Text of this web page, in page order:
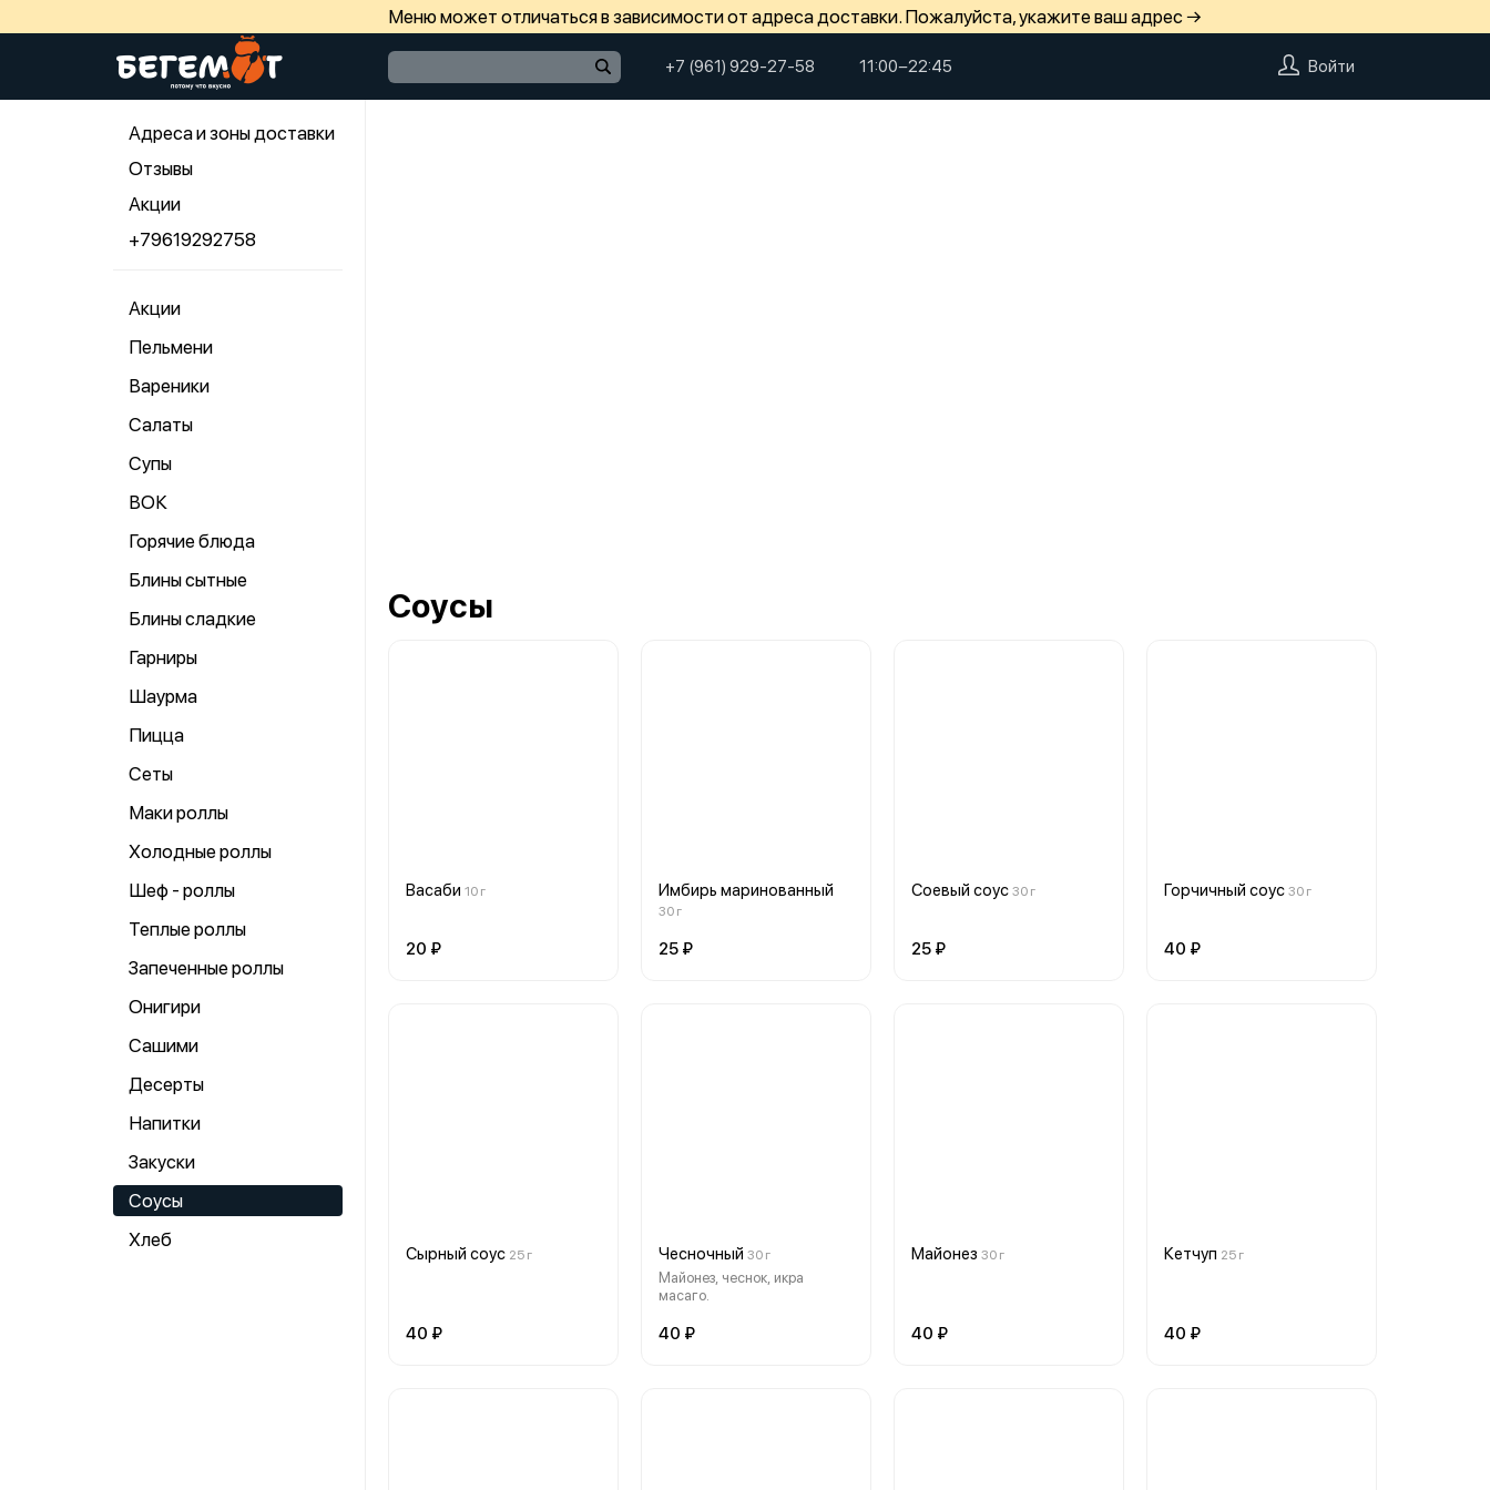
Меню может отличаться в зависимости от адреса доставки. Пожалуйста, укажите ваш адрес →
+7 (961) 929-27-58 11:00−22:45 Войти
Адреса и зоны доставки
Отзывы
Акции
+79619292758
Акции
Пельмени
Вареники
Салаты
Супы
ВОК
Горячие блюда
Блины сытные
Блины сладкие
Гарниры
Шаурма
Пицца
Сеты
Маки роллы
Холодные роллы
Шеф - роллы
Теплые роллы
Запеченные роллы
Онигири
Сашими
Десерты
Напитки
Закуски
Соусы
Хлеб
Соусы
Васаби 10 г
20 ₽
Имбирь маринованный
30 г
25 ₽
Соевый соус 30 г
25 ₽
Горчичный соус 30 г
40 ₽
Сырный соус 25 г
40 ₽
Чесночный 30 г
Майонез, чеснок, икра
масаго.
40 ₽
Майонез 30 г
40 ₽
Кетчуп 25 г
40 ₽